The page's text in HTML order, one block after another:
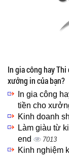
In gia công hay
xưởng in của bạn?
In gia công
tiền cho
Kinh doanh
Làm giàu từ
end
7013
Kinh nghiệm